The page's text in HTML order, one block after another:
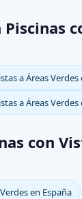
a Áreas Verdes
a Áreas
con
en España